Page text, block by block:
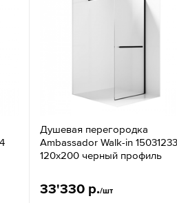
Душевая перегородка
Ambassador Walk-in 15031233
120x200 черный профиль
33'330 р./шт